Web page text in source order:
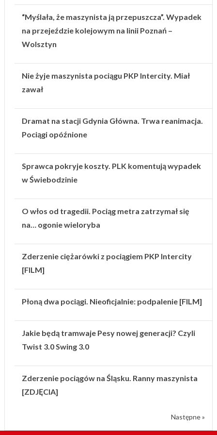
“Myślała, że maszynista ją przepuszcza”. Wypadek
na przejeździe kolejowym na linii Poznań –
Wolsztyn
Nie żyje maszynista pociągu PKP Intercity. Miał
zawał
Dramat na stacji Gdynia Główna. Trwa reanimacja.
Pociągi opóźnione
Sprawca pokryje koszty. PLK komentują wypadek
w Świebodzinie
O włos od tragedii. Pociąg metra zatrzymał się
na… ogonie wieloryba
Zderzenie ciężarówki z pociągiem PKP Intercity
[FILM]
Płoną dwa pociągi. Nieoficjalnie: podpalenie [FILM]
Jakie będą tramwaje Pesy nowej generacji? Czyli
Twist 3.0 Swing 3.0
Zderzenie pociągów na Śląsku. Ranny maszynista
[ZDJĘCIA]
Następne »